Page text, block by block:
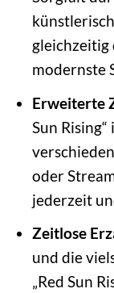
gleichzeitig
modernste
Erweiterte
Sun
oder
jederzeit
Zeitlose
und die
„Red Sun